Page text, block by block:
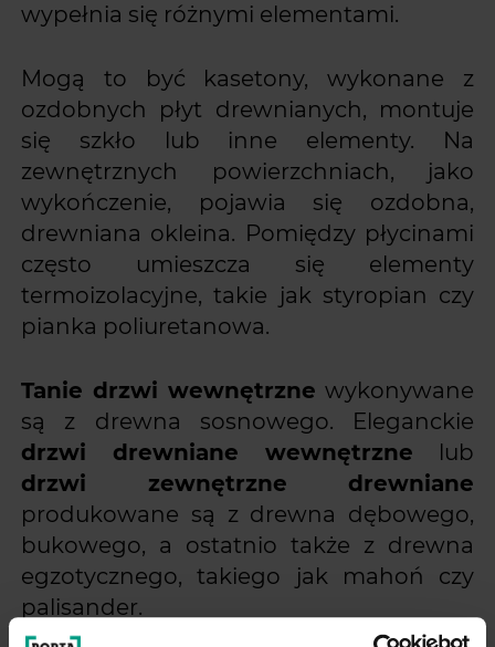
wypełnia się różnymi elementami.
Mogą to być kasetony, wykonane z
ozdobnych płyt drewnianych, montuje
się szkło lub inne elementy. Na
zewnętrznych powierzchniach, jako
wykończenie, pojawia się ozdobna,
drewniana okleina. Pomiędzy płycinami
często umieszcza się elementy
termoizolacyjne, takie jak styropian czy
pianka poliuretanowa.
Tanie drzwi wewnętrzne wykonywane
są z drewna sosnowego. Eleganckie
drzwi drewniane wewnętrzne lub
drzwi zewnętrzne drewniane
produkowane są z drewna dębowego,
bukowego, a ostatnio także z drewna
egzotycznego, takiego jak mahoń czy
palisander.